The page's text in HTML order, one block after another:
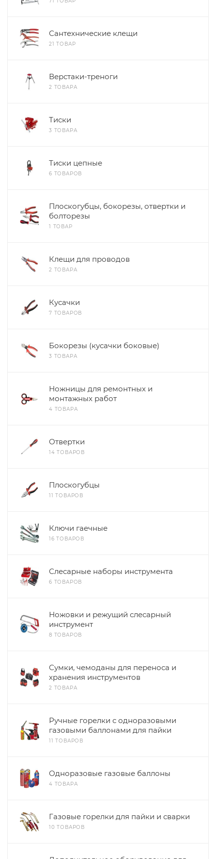
Сантехнические клещи
21 ТОВАР
Верстаки-треноги
2 ТОВАРА
Тиски
3 ТОВАРА
Тиски цепные
6 ТОВАРОВ
Плоскогубцы, бокорезы, отвертки и
болторезы
1 ТОВАР
Клещи для проводов
2 ТОВАРА
Кусачки
7 ТОВАРОВ
Бокорезы (кусачки боковые)
3 ТОВАРА
Ножницы для ремонтных и
монтажных работ
4 ТОВАРА
Отвертки
14 ТОВАРОВ
Плоскогубцы
11 ТОВАРОВ
Ключи гаечные
16 ТОВАРОВ
Слесарные наборы инструмента
6 ТОВАРОВ
Ножовки и режущий слесарный
инструмент
8 ТОВАРОВ
Сумки, чемоданы для переноса и
хранения инструментов
2 ТОВАРА
Ручные горелки с одноразовыми
газовыми баллонами для пайки
11 ТОВАРОВ
Одноразовые газовые баллоны
4 ТОВАРА
Газовые горелки для пайки и сварки
10 ТОВАРОВ